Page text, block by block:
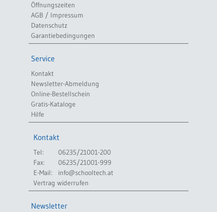
Öffnungszeiten
AGB / Impressum
Datenschutz
Garantiebedingungen
Service
Kontakt
Newsletter-Abmeldung
Online-Bestellschein
Gratis-Kataloge
Hilfe
Kontakt
Tel:
06235/21001-200
Fax:
06235/21001-999
E-Mail:
info@schooltech.at
Vertrag widerrufen
Newsletter